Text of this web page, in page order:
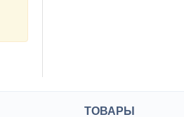
ТОВАРЫ